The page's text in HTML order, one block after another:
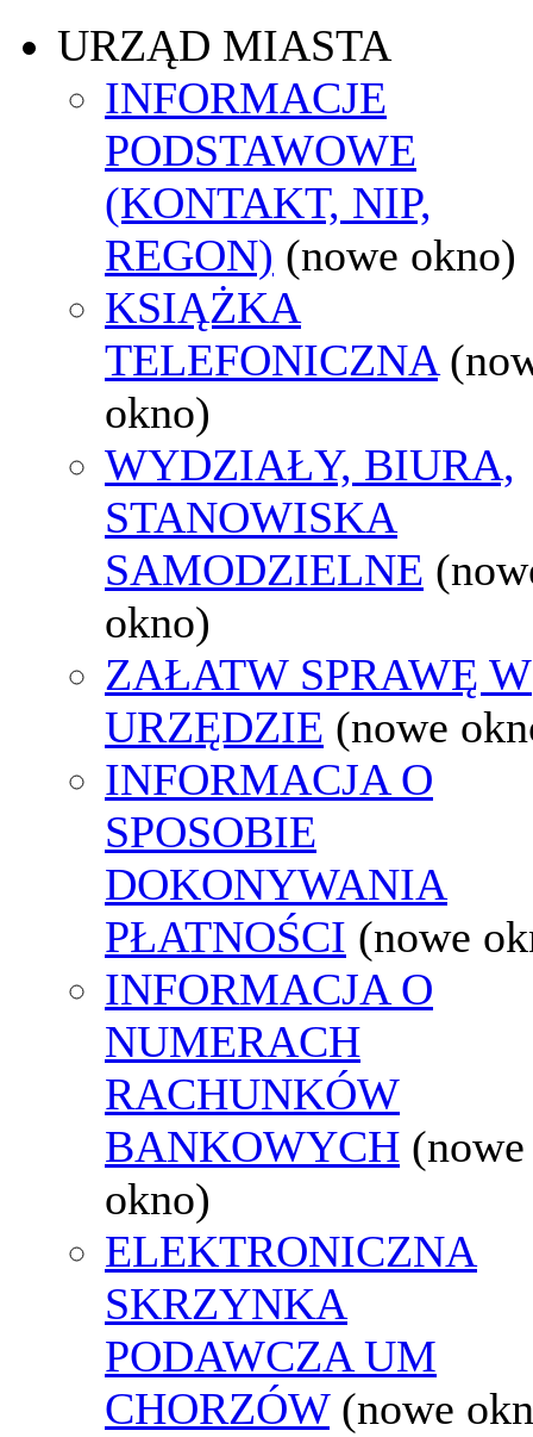
URZĄD MIASTA
INFORMACJE
PODSTAWOWE
(KONTAKT, NIP,
REGON) (nowe okno)
KSIĄŻKA
TELEFONICZNA
okno)
WYDZIAŁY, BIURA,
STANOWISKA
SAMODZIELNE
okno)
ZAŁATW SPRAWĘ W
URZĘDZIE (nowe
INFORMACJA O
SPOSOBIE
DOKONYWANIA
PŁATNOŚCI (nowe
INFORMACJA O
NUMERACH
RACHUNKÓW
BANKOWYCH (nowe
okno)
ELEKTRONICZNA
SKRZYNKA
PODAWCZA UM
CHORZÓW (nowe